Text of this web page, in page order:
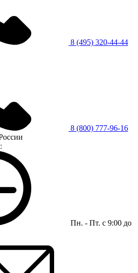
8 (495) 320-44-44
8 (800) 777-96-16
Пн. - Пт. с 9:00 до